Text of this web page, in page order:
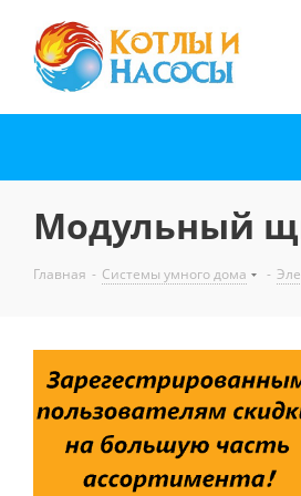
Модульный
Главная - Системы умного дома -